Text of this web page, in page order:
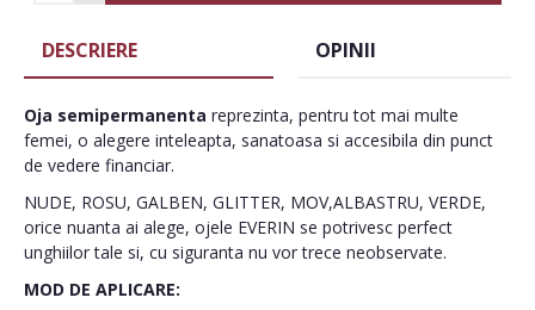
DESCRIERE OPINII
Oja semipermanenta reprezinta, pentru tot mai multe
femei, o alegere inteleapta, sanatoasa si accesibila din punct
de vedere financiar.
NUDE, ROSU, GALBEN, GLITTER, MOV,ALBASTRU, VERDE,
orice nuanta ai alege, ojele EVERIN se potrivesc perfect
unghiilor tale si, cu siguranta nu vor trece neobservate.
MOD DE APLICARE: